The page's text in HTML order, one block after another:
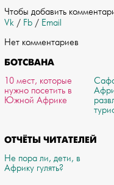
Чтобы добавить
Vk / Fb / Email
Нет комментариев
БОТСВАНА
10 мест, которые
нужно посетить в
Южной Африке
ОТЧЁТЫ ЧИТАТЕЛЕЙ
Не пора ли, дети, в
Африку гулять?